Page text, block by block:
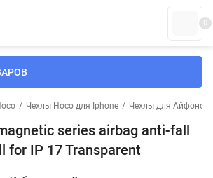
0
/ Чехлы Hoco для Iphone / Чехлы для Айфонов
series airbag anti-fall
for IP 17 Transparent